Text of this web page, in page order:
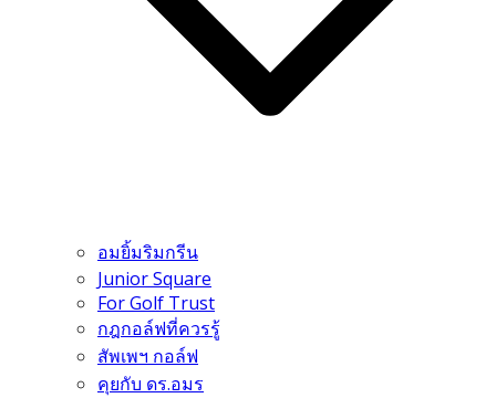
อมยิ้มริมกรีน
Junior Square
For Golf Trust
กฎกอล์ฟที่ควรรู้
สัพเพฯ กอล์ฟ
คุยกับ ดร.อมร